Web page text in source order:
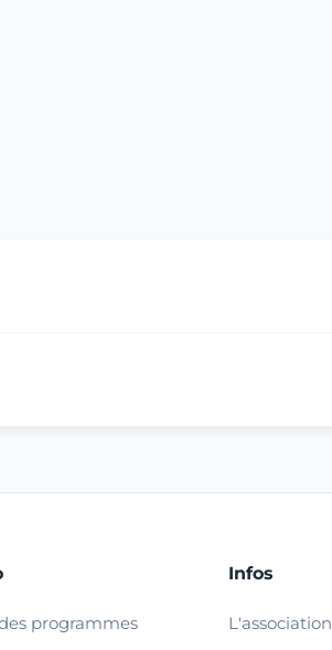
programmes
Infos
L'association